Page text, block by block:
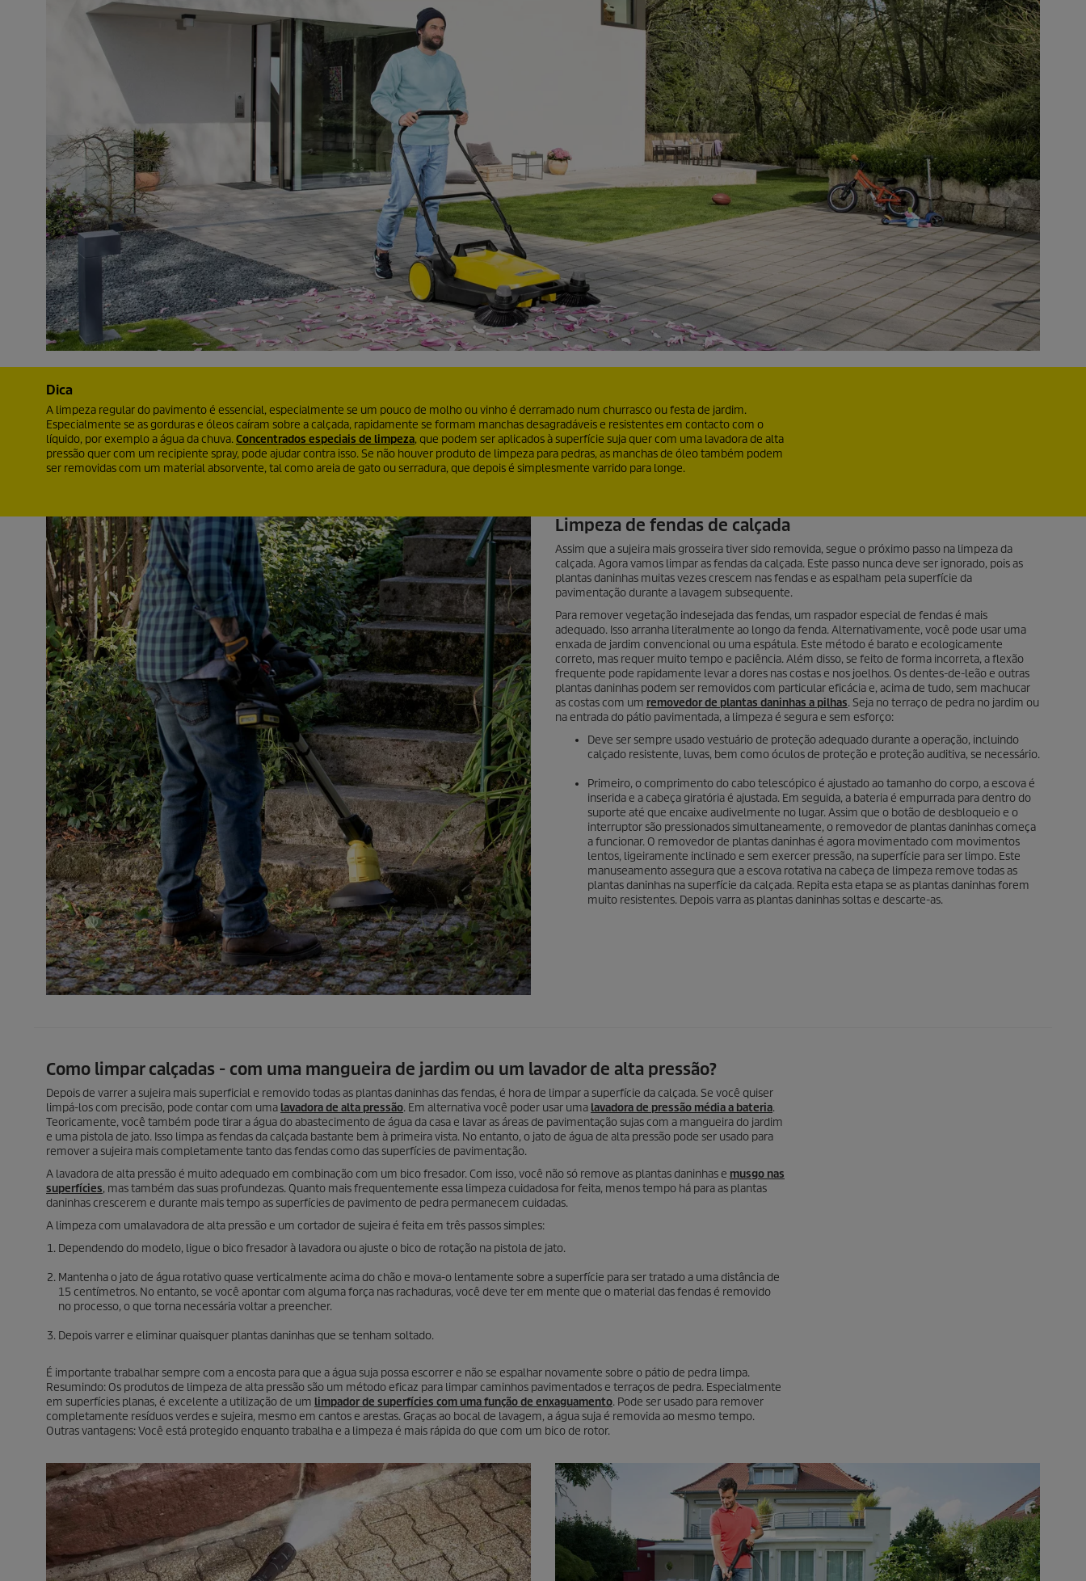
Dica
A limpeza regular do pavimento é essencial, especialmente se um pouco de molho ou vinho é derramado num churrasco ou festa de jardim.
Especialmente se as gorduras e óleos caíram sobre a calçada, rapidamente se formam manchas desagradáveis e resistentes em contacto com o
líquido, por exemplo a água da chuva.Concentrados especiais de limpeza, que podem ser aplicados à superfície suja quer com uma lavadora de alta
pressão quer com um recipiente spray, pode ajudar contra isso. Se não houver produto de limpeza para pedras, as manchas de óleo também podem
ser removidas com um material absorvente, tal como areia de gato ou serradura, que depois é simplesmente varrido para longe.
Limpeza de fendas de calçada
Assim que a sujeira mais grosseira tiver sido removida, segue o próximo passo na limpeza da
calçada. Agora vamos limpar as fendas da calçada. Este passo nunca deve ser ignorado, pois as
plantas daninhas muitas vezes crescem nas fendas e as espalham pela superfície da
pavimentação durante a lavagem subsequente.
Para remover vegetação indesejada das fendas, um raspador especial de fendas é mais
adequado. Isso arranha literalmente ao longo da fenda. Alternativamente, você pode usar uma
enxada de jardim convencional ou uma espátula. Este método é barato e ecologicamente
correto, mas requer muito tempo e paciência. Além disso, se feito de forma incorreta, a flexão
frequente pode rapidamente levar a dores nas costas e nos joelhos. Os dentes-de-leão e outras
plantas daninhas podem ser removidos com particular eficácia e, acima de tudo, sem machucar
as costas com um removedor de plantas daninhas a pilhas. Seja no terraço de pedra no jardim ou
na entrada do pátio pavimentada, a limpeza é segura e sem esforço:
Deve ser sempre usado vestuário de proteção adequado durante a operação, incluindo
calçado resistente, luvas, bem como óculos de proteção e proteção auditiva, se necessário.
Primeiro, o comprimento do cabo telescópico é ajustado ao tamanho do corpo, a escova é
inserida e a cabeça giratória é ajustada. Em seguida, a bateria é empurrada para dentro do
suporte até que encaixe audivelmente no lugar. Assim que o botão de desbloqueio e o
interruptor são pressionados simultaneamente, o removedor de plantas daninhas começa
a funcionar. O removedor de plantas daninhas é agora movimentado com movimentos
lentos, ligeiramente inclinado e sem exercer pressão, na superfície para ser limpo. Este
manuseamento assegura que a escova rotativa na cabeça de limpeza remove todas as
plantas daninhas na superfície da calçada. Repita esta etapa se as plantas daninhas forem
muito resistentes. Depois varra as plantas daninhas soltas e descarte-as.
Como limpar calçadas - com uma mangueira de jardim ou um lavador de alta pressão?
Depois de varrer a sujeira mais superficial e removido todas as plantas daninhas das fendas, é hora de limpar a superfície da calçada. Se você quiser
limpá-los com precisão, pode contar com uma lavadora de alta pressão. Em alternativa você poder usar uma lavadora de pressão média a bateria.
Teoricamente, você também pode tirar a água do abastecimento de água da casa e lavar as áreas de pavimentação sujas com a mangueira do jardim
e uma pistola de jato. Isso limpa as fendas da calçada bastante bem à primeira vista. No entanto, o jato de água de alta pressão pode ser usado para
remover a sujeira mais completamente tanto das fendas como das superfícies de pavimentação.
A lavadora de alta pressão é muito adequado em combinação com um bico fresador. Com isso, você não só remove as plantas daninhas e musgo nas
superfícies, mas também das suas profundezas. Quanto mais frequentemente essa limpeza cuidadosa for feita, menos tempo há para as plantas
daninhas crescerem e durante mais tempo as superfícies de pavimento de pedra permanecem cuidadas.
A limpeza com umalavadora de alta pressão e um cortador de sujeira é feita em três passos simples:
Dependendo do modelo, ligue o bico fresador à lavadora ou ajuste o bico de rotação na pistola de jato.
Mantenha o jato de água rotativo quase verticalmente acima do chão e mova-o lentamente sobre a superfície para ser tratado a uma distância de
15 centímetros. No entanto, se você apontar com alguma força nas rachaduras, você deve ter em mente que o material das fendas é removido
no processo, o que torna necessária voltar a preencher.
Depois varrer e eliminar quaisquer plantas daninhas que se tenham soltado.
É importante trabalhar sempre com a encosta para que a água suja possa escorrer e não se espalhar novamente sobre o pátio de pedra limpa.
Resumindo: Os produtos de limpeza de alta pressão são um método eficaz para limpar caminhos pavimentados e terraços de pedra. Especialmente
em superfícies planas, é excelente a utilização de um limpador de superfícies com uma função de enxaguamento. Pode ser usado para remover
completamente resíduos verdes e sujeira, mesmo em cantos e arestas. Graças ao bocal de lavagem, a água suja é removida ao mesmo tempo.
Outras vantagens: Você está protegido enquanto trabalha e a limpeza é mais rápida do que com um bico de rotor.